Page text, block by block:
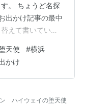
。 ちょうど名探
出かけ記事の最中
えて書いていき
と体力の限界まで
版コナン×横浜
しんだ1日～ 【果
天使 #横浜
かけ
ハイウェイの堕天使